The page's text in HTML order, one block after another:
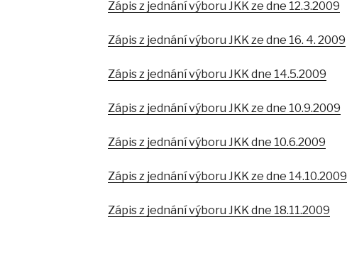
Zápis z jednání výboru JKK ze dne 12.3.2009
Zápis z jednání výboru JKK ze dne 16. 4. 2009
Zápis z jednání výboru JKK dne 14.5.2009
Zápis z jednání výboru JKK ze dne 10.9.2009
Zápis z jednání výboru JKK dne 10.6.2009
Zápis z jednání výboru JKK ze dne 14.10.2009
Zápis z jednání výboru JKK dne 18.11.2009